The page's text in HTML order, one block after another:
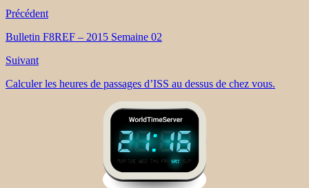
Précédent
Bulletin F8REF – 2015 Semaine 02
Suivant
Calculer les heures de passages d’ISS au dessus de chez vous.